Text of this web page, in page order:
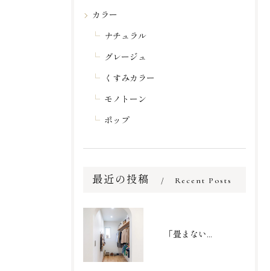
カラー
ナチュラル
グレージュ
くすみカラー
モノトーン
ポップ
最近の投稿 Recent Posts
「畳まない収納」で家事を劇的時短！家族の衣類がまるごと収まるファミリークローゼット